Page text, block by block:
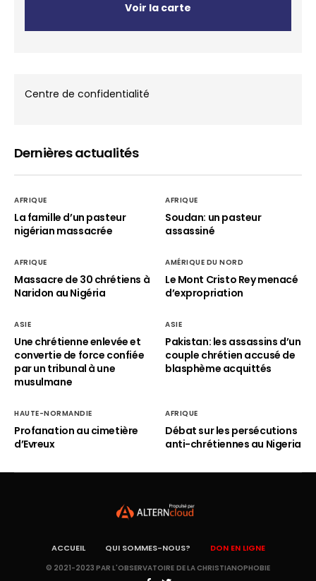
Voir la carte
Centre de confidentialité
Dernières actualités
AFRIQUE
La famille d’un pasteur
nigérian massacrée
AFRIQUE
Soudan: un pasteur
assassiné
AFRIQUE
Massacre de 30 chrétiens à
Naridon au Nigéria
AMÉRIQUE DU NORD
Le Mont Cristo Rey menacé
d’expropriation
ASIE
Une chrétienne enlevée et
convertie de force confiée
par un tribunal à une
musulmane
ASIE
Pakistan: les assassins d’un
couple chrétien accusé de
blasphème acquittés
HAUTE-NORMANDIE
Profanation au cimetière
d’Evreux
AFRIQUE
Débat sur les persécutions
anti-chrétiennes au Nigeria
ACCUEIL QUI SOMMES-NOUS? DON EN LIGNE
© 2021-2023 PAR L'OBSERVATOIRE DE LA CHRISTIANOPHOBIE